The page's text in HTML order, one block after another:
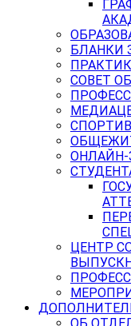
БЛАНКИ
СОВЕТ
ОНЛАЙН-
ЦЕНТР